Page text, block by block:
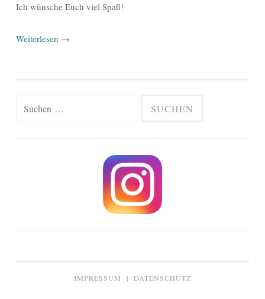
Ich wünsche Euch viel Spaß!
Weiterlesen →
Suchen
IMPRESSUM | DATENSCHUTZ